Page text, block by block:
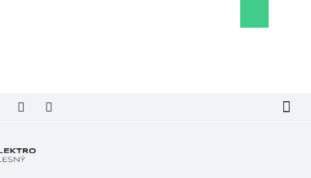
košík